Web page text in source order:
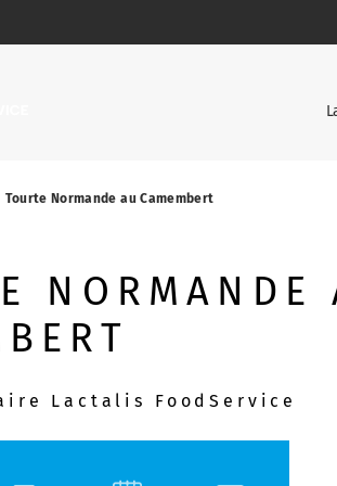
Tourte Normande au Camembert
NORMANDE
Lactalis FoodService